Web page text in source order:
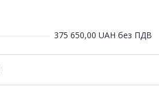
375 650,00 UAH без ПДВ